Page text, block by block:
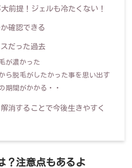
前提！ジェルも冷たくない！
確認できる
だった過去
が濃かった
ら脱毛がしたかった事を思い出す
期間がかかる・・
消することで今後生きやすく
？注意点もあるよ